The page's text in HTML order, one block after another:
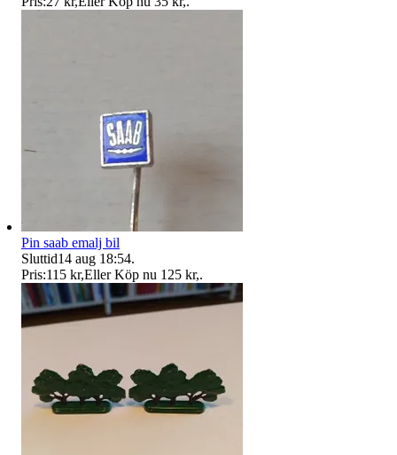
Pin saab emalj bil
Sluttid14 aug 18:54.
Pris:115 kr,Eller Köp nu 125 kr,.